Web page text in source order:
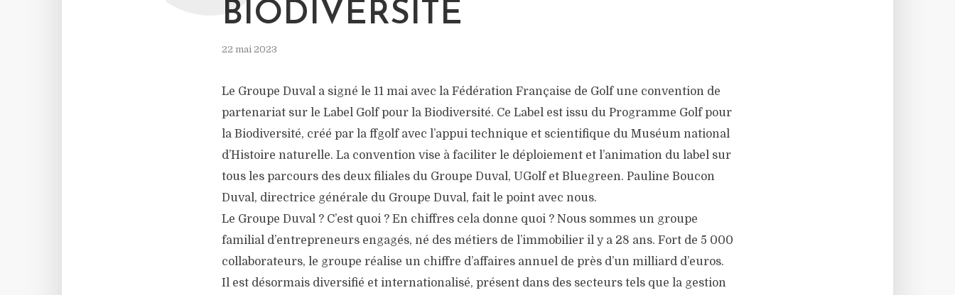
BIODIVERSITÉ
22 mai 2023
Le Groupe Duval a signé le 11 mai avec la Fédération Française de Golf une convention de
partenariat sur le Label Golf pour la Biodiversité. Ce Label est issu du Programme Golf pour
la Biodiversité, créé par la ffgolf avec l’appui technique et scientifique du Muséum national
d’Histoire naturelle. La convention vise à faciliter le déploiement et l’animation du label sur
tous les parcours des deux filiales du Groupe Duval, UGolf et Bluegreen. Pauline Boucon
Duval, directrice générale du Groupe Duval, fait le point avec nous.
Le Groupe Duval ? C’est quoi ? En chiffres cela donne quoi ? Nous sommes un groupe
familial d’entrepreneurs engagés, né des métiers de l’immobilier il y a 28 ans. Fort de 5 000
collaborateurs, le groupe réalise un chiffre d’affaires annuel de près d’un milliard d’euros.
Il est désormais diversifié et internationalisé, présent dans des secteurs tels que la gestion